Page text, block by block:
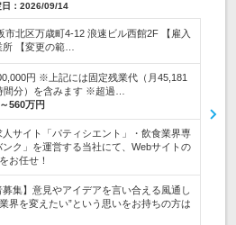
：2026/09/14
市北区万歳町4-12 浪速ビル西館2F 【雇入
【変更の範…
円 ※上記には固定残業代（月45,181
間分）を含みます ※超過…
560万円
サイト「パティシエント」・飲食業界専
ク」を運営する当社にて、Webサイトの
お任せ！
募集】意見やアイデアを言い合える風通し
界を変えたい”という思いをお持ちの方は